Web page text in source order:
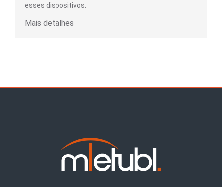
esses dispositivos.
Mais detalhes